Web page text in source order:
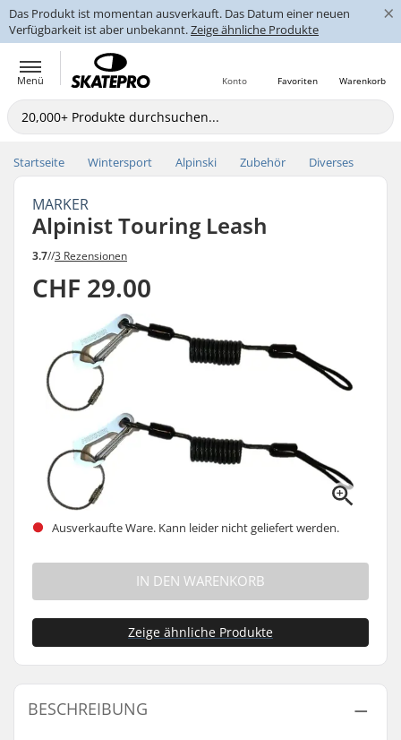
Das Produkt ist momentan ausverkauft. Das Datum einer neuen
Verfügbarkeit ist aber unbekannt.Zeige ähnliche Produkte
×
Menü Warenkorb
Favoriten
Konto
Startseite Wintersport Alpinski Zubehör Diverses
MARKER
Alpinist Touring Leash
3.7//3 Rezensionen
CHF 29.00
Ausverkaufte Ware. Kann leider nicht geliefert werden.
IN DEN WARENKORB
Zeige ähnliche Produkte
BESCHREIBUNG